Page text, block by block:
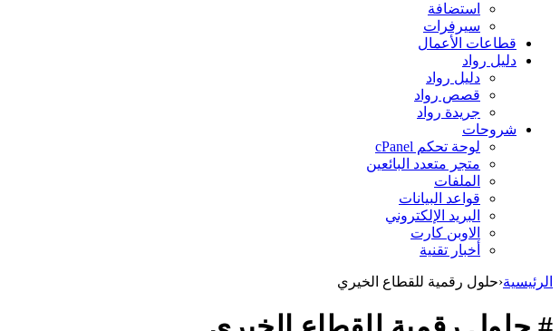
استضافة
سيرفرات
قطاعات الأعمال
دليل رواد
دليل رواد
قصص رواد
جريدة رواد
شروحات
لوحة تحكم cPanel
متجر متعدد البائعين
الملفات
قواعد البيانات
البريد الإلكتروني
الاوبن كارت
أخبار تقنية
الرئيسية‹حلول رقمية للقطاع الخيري